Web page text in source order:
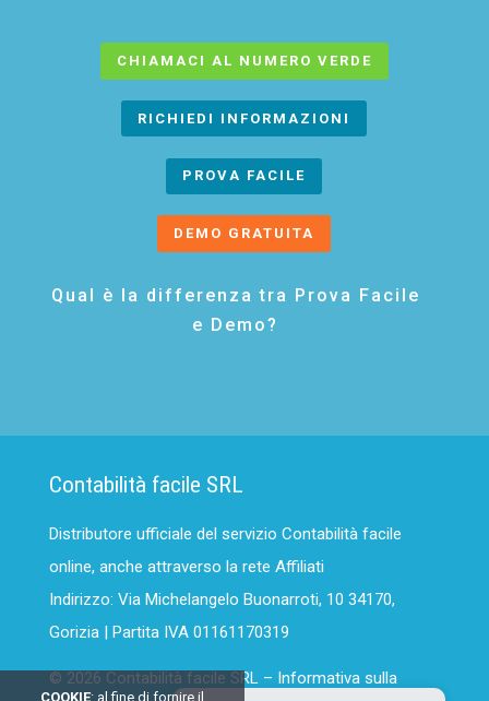
CHIAMACI AL NUMERO VERDE
RICHIEDI INFORMAZIONI
PROVA FACILE
DEMO GRATUITA
Qual è la differenza tra Prova Facile
e Demo?
Contabilità facile SRL
Distributore ufficiale del servizio Contabilità facile
online, anche attraverso la rete Affiliati
Indirizzo: Via Michelangelo Buonarroti, 10 34170,
Gorizia | Partita IVA 01161170319
© 2026 Contabilità facile SRL – Informativa sulla
COOKIE: al fine di fornire il